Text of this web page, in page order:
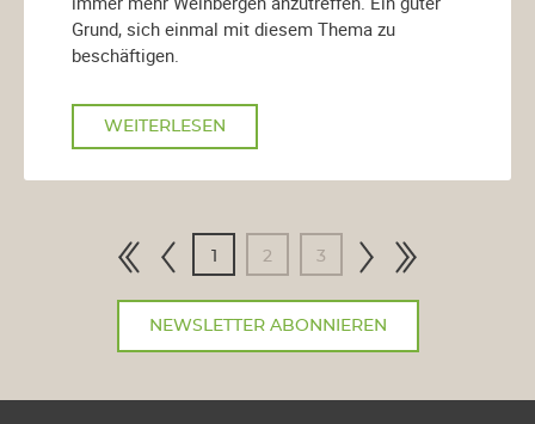
Grund, sich einmal mit diesem Thema zu
beschäftigen.
WEITERLESEN
1 2 3
NEWSLETTER ABONNIEREN